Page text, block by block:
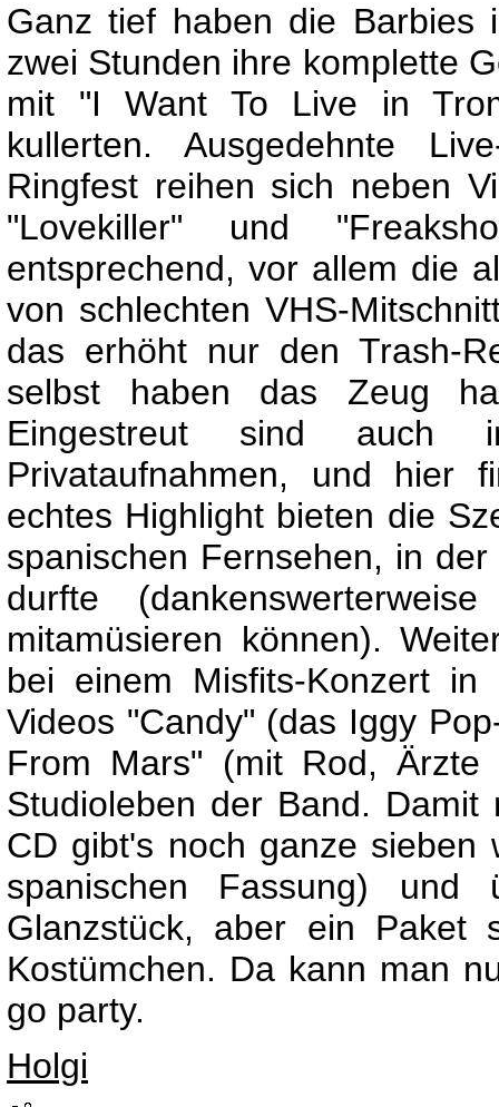
Ganz tief haben die Barbies
zwei Stunden ihre komplette
mit "I Want To Live in
kullerten. Ausgedehnte
Ringfest reihen sich neben
"Lovekiller" und
entsprechend, vor allem die
von schlechten VHS-
das erhöht nur den Trash-
selbst haben das Zeug
Eingestreut sind auch
Privataufnahmen, und hier
echtes Highlight bieten die
spanischen Fernsehen, in
durfte
mitamüsieren können).
bei einem Misfits-Konzert
Videos "Candy" (das Iggy
From Mars" (mit Rod,
Studioleben der Band.
CD gibt's noch ganze sieben
spanischen Fassung)
Glanzstück, aber ein Paket
Kostümchen. Da kann man
go party.
Holgi